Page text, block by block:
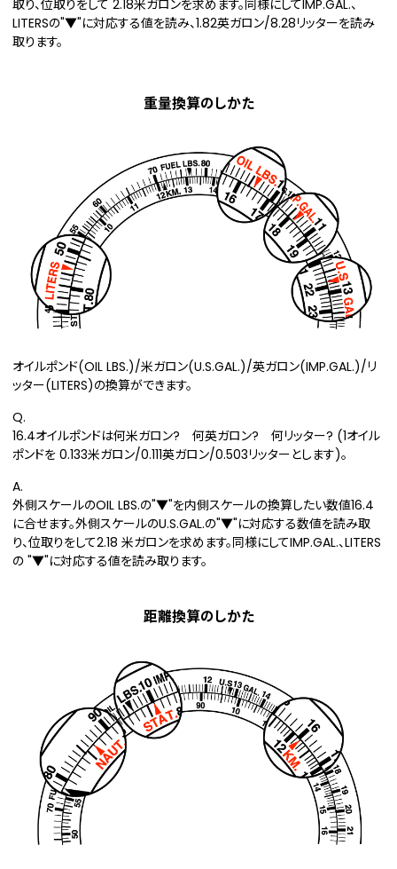
取り、位取りをして 2.18米ガロンを求めます。同様にしてIMP.GAL.、
LITERSの"▼"に対応する値を読み、1.82英ガロン/8.28リッターを読み
取ります。
重量換算のしかた
オイルポンド(OIL LBS.)/米ガロン(U.S.GAL.)/英ガロン(IMP.GAL.)/リ
ッター(LITERS)の換算ができます。
Q.
16.4オイルポンドは何米ガロン? 何英ガロン? 何リッター? (1オイル
ポンドを 0.133米ガロン/0.111英ガロン/0.503リッターとします)。
A.
外側スケールのOIL LBS.の"▼"を内側スケールの換算したい数値16.4
に合せます。外側スケールのU.S.GAL.の"▼"に対応する数値を読み取
り、位取りをして2.18 米ガロンを求めます。同様にしてIMP.GAL.、LITERS
の "▼"に対応する値を読み取ります。
距離換算のしかた